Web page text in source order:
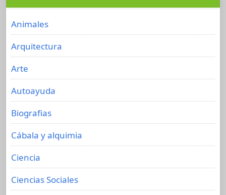
Animales
Arquitectura
Arte
Autoayuda
Biografias
Cábala y alquimia
Ciencia
Ciencias Sociales